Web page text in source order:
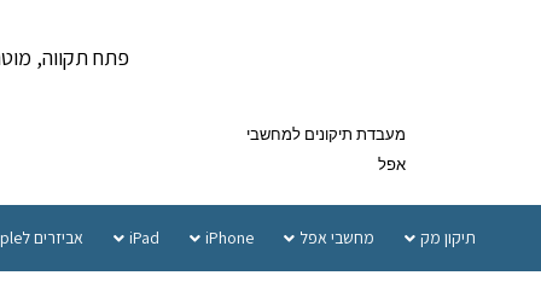
מעבדת תיקונים למחשבי
אפל
פתח תקווה, מוטה גור
תיקון מק מחשבי אפל iPhone
iPad אביזרים לApple